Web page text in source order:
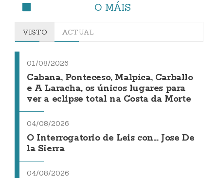
O MÁIS
VISTO ACTUAL
01/08/2026
Cabana, Ponteceso, Malpica, Carballo
e A Laracha, os únicos lugares para
ver a eclipse total na Costa da Morte
04/08/2026
O Interrogatorio de Leis con... Jose De
la Sierra
04/08/2026